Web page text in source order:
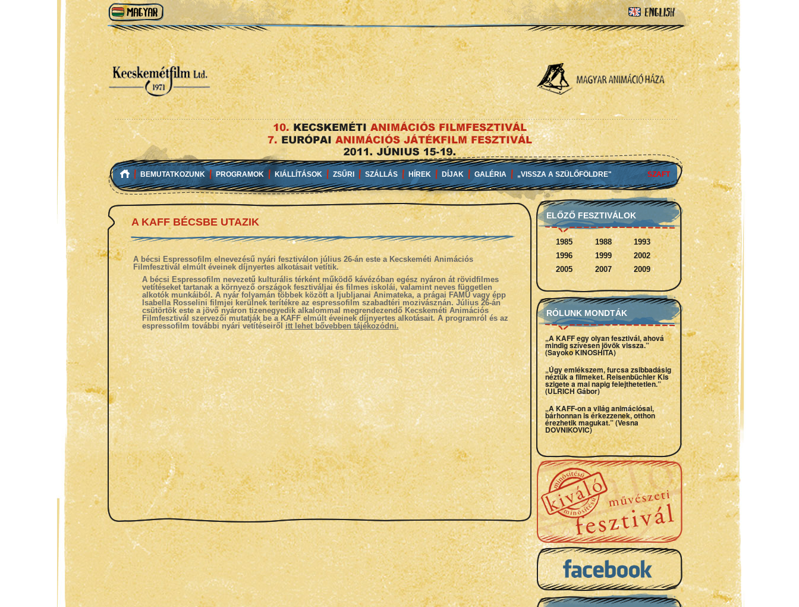
BEMUTATKOZUNK PROGRAMOK KIÁLLÍTÁSOK ZSŰRI SZÁLLÁS HÍREK DÍJAK GALÉRIA „VISSZA A SZÜLŐFÖLDRE" SZAFT
ELŐZŐ FESZTIVÁLOK
1985 1988
1993
1996
1999
2002
2005
2007 2009
RÓLUNK MONDTÁK
„A KAFF egy olyan fesztivál, ahová
mindig szívesen jövök vissza.”
(Sayoko KINOSHITA)
„Úgy emlékszem, furcsa zsibbadásig
néztük a filmeket. Reisenbüchler Kis
szigete a mai napig felejthetetlen.”
(ULRICH Gábor)
„A KAFF-on a világ animációsai,
bárhonnan is érkezzenek, otthon
érezhetik magukat.” (Vesna
DOVNIKOVIC)
A KAFF BÉCSBE UTAZIK
A bécsi Espressofilm elnevezésű nyári fesztiválon július 26-án este a Kecskeméti Animációs
Filmfesztivál elmúlt éveinek díjnyertes alkotásait vetítik.
A bécsi Espressofilm nevezetű kulturális térként működő kávézóban egész nyáron át rövidfilmes
vetítéseket tartanak a környező országok fesztiváljai és filmes iskolái, valamint neves független
alkotók munkáiból. A nyár folyamán többek között a ljubljanai Animateka, a prágai FAMU vagy épp
Isabella Rosselini filmjei kerülnek terítékre az espressofilm szabadtéri mozivásznán. Július 26-án
csütörtök este a jövő nyáron tizenegyedik alkalommal megrendezendő Kecskeméti Animációs
Filmfesztivál szervezői mutatják be a KAFF elmúlt éveinek díjnyertes alkotásait. A programról és az
espressofilm további nyári vetítéseirőlitt lehet bővebben tájékozódni.